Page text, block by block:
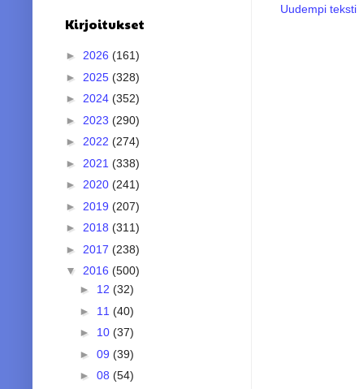
Uudempi teksti
Kirjoitukset
► 2026 (161)
► 2025 (328)
► 2024 (352)
► 2023 (290)
► 2022 (274)
► 2021 (338)
► 2020 (241)
► 2019 (207)
► 2018 (311)
► 2017 (238)
▼ 2016 (500)
► 12 (32)
► 11 (40)
► 10 (37)
► 09 (39)
► 08 (54)